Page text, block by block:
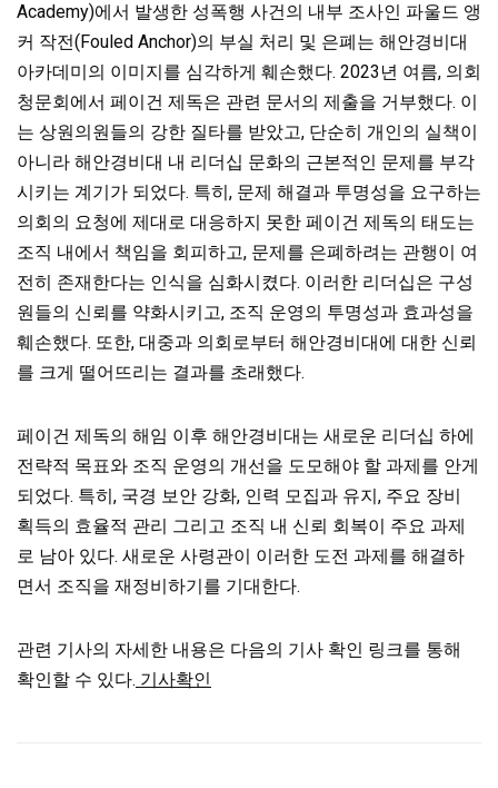
Academy)에서 발생한 성폭행 사건의 내부 조사인 파울드 앵
커 작전(Fouled Anchor)의 부실 처리 및 은폐는 해안경비대
아카데미의 이미지를 심각하게 훼손했다. 2023년 여름, 의회
청문회에서 페이건 제독은 관련 문서의 제출을 거부했다. 이
는 상원의원들의 강한 질타를 받았고, 단순히 개인의 실책이
아니라 해안경비대 내 리더십 문화의 근본적인 문제를 부각
시키는 계기가 되었다. 특히, 문제 해결과 투명성을 요구하는
의회의 요청에 제대로 대응하지 못한 페이건 제독의 태도는
조직 내에서 책임을 회피하고, 문제를 은폐하려는 관행이 여
전히 존재한다는 인식을 심화시켰다. 이러한 리더십은 구성
원들의 신뢰를 약화시키고, 조직 운영의 투명성과 효과성을
훼손했다. 또한, 대중과 의회로부터 해안경비대에 대한 신뢰
를 크게 떨어뜨리는 결과를 초래했다.
페이건 제독의 해임 이후 해안경비대는 새로운 리더십 하에
전략적 목표와 조직 운영의 개선을 도모해야 할 과제를 안게
되었다. 특히, 국경 보안 강화, 인력 모집과 유지, 주요 장비
획득의 효율적 관리 그리고 조직 내 신뢰 회복이 주요 과제
로 남아 있다. 새로운 사령관이 이러한 도전 과제를 해결하
면서 조직을 재정비하기를 기대한다.
관련 기사의 자세한 내용은 다음의 기사 확인 링크를 통해
확인할 수 있다. 기사확인